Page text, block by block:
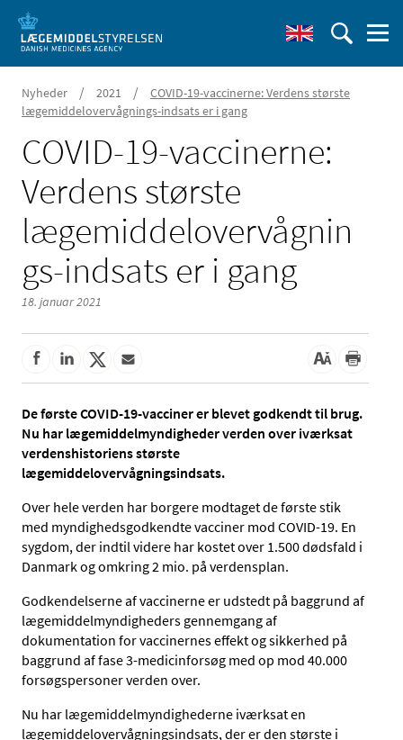
Nyheder / 2021 /
COVID-19-vaccinerne: Verdens største
lægemiddelovervågnings-indsats er i gang
COVID-19-vaccinerne:
Verdens største
lægemiddelovervågnin
gs-indsats er i gang
18. januar 2021
De første COVID-19-vacciner er blevet godkendt til brug.
Nu har lægemiddelmyndigheder verden over iværksat
verdenshistoriens største
lægemiddelovervågningsindsats.
Over hele verden har borgere modtaget de første stik
med myndighedsgodkendte vacciner mod COVID-19. En
sygdom, der indtil videre har kostet over 1.500 dødsfald i
Danmark og omkring 2 mio. på verdensplan.
Godkendelserne af vaccinerne er udstedt på baggrund af
lægemiddelmyndigheders gennemgang af
dokumentation for vaccinernes effekt og sikkerhed på
baggrund af fase 3-medicinforsøg med op mod 40.000
forsøgspersoner verden over.
Nu har lægemiddelmyndighederne iværksat en
lægemiddelovervågningsindsats, der er den største i